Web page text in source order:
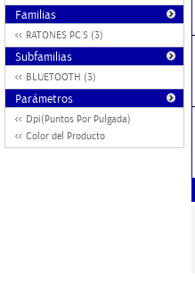
Familias
RATONES PC´S (3)
Subfamilias
BLUETOOTH (3)
Parámetros
Dpi(Puntos Por Pulgada)
Color del Producto